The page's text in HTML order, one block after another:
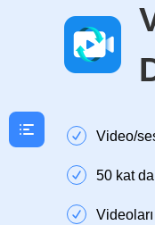
Video/
50 kat